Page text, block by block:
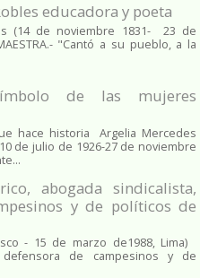
educadora y poeta
(14 de noviembre 1831- 23 de
"Cantó a su pueblo, a la
de las mujeres
hace historia Argelia Mercedes
de julio de 1926-27 de noviembre
abogada sindicalista,
y de políticos de
- 15 de marzo de1988, Lima)
defensora de campesinos y de